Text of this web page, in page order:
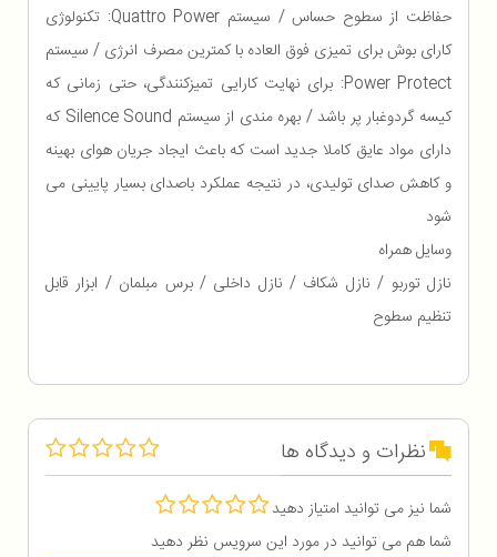
حفاظت از سطوح حساس / سیستم Quattro Power: تکنولوژی
کارای بوش برای تمیزی فوق العاده با کمترین مصرف انرژی / سیستم
Power Protect: برای نهایت کارایی تمیزکنندگی، حتی زمانی که
کیسه گردوغبار پر باشد / بهره مندی از سیستم Silence Sound که
دارای مواد عایق کاملا جدید است که باعث ایجاد جریان هوای بهینه
و کاهش صدای تولیدی، در نتیجه عملکرد باصدای بسیار پایینی می
شود
وسایل همراه
نازل توربو / نازل شکاف / نازل داخلی / برس مبلمان / ابزار قابل
تنظیم سطوح
نظرات و دیدگاه ها
شما نیز می توانید امتیاز دهید
شما هم می توانید در مورد این سرویس نظر دهید